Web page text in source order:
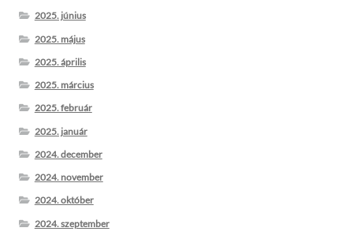
2025. június
2025. május
2025. április
2025. március
2025. február
2025. január
2024. december
2024. november
2024. október
2024. szeptember